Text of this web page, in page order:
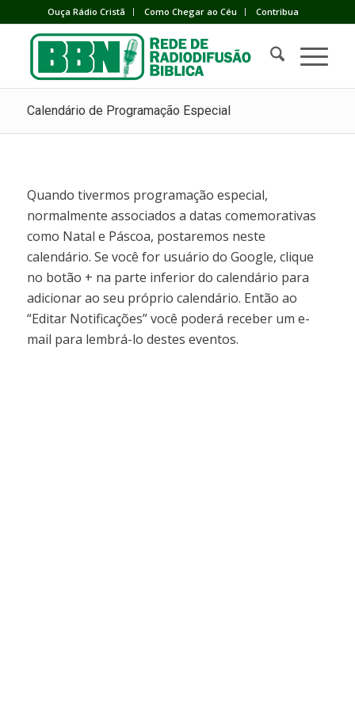
Ouça Rádio Cristã Como Chegar ao Céu Contribua
Calendário de Programação Especial
Quando tivermos programação especial,
normalmente associados a datas comemorativas
como Natal e Páscoa, postaremos neste
calendário. Se você for usuário do Google, clique
no botão + na parte inferior do calendário para
adicionar ao seu próprio calendário. Então ao
“Editar Notificações” você poderá receber um e-
mail para lembrá-lo destes eventos.